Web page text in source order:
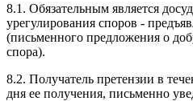
8.1. Обязательным является
урегулирования споров -
(письменного предложения о
спора).
8.2. Получатель претензии в
дня ее получения, письменно